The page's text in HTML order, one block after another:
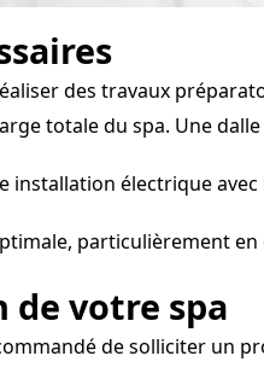
des travaux
totale du spa. Une
électrique
particulièrement en
votre spa
de solliciter un